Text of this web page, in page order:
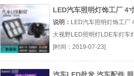
LED汽车照明灯饰工厂 4
视野LED照明灯
说明： LED汽车照明灯饰工厂
大视野LED照明灯LDE车灯车
河南灯厂厂（...『LDE车灯』
[时间：2019-07-23]